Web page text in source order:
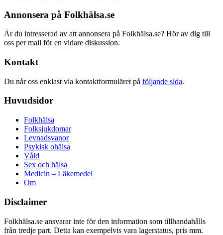
Annonsera på Folkhälsa.se
Är du intresserad av att annonsera på Folkhälsa.se? Hör av dig till
oss per mail för en vidare diskussion.
Kontakt
Du når oss enklast via kontaktformuläret på följande sida.
Huvudsidor
Folkhälsa
Folksjukdomar
Levnadsvanor
Psykisk ohälsa
Våld
Sex och hälsa
Medicin – Läkemedel
Om
Disclaimer
Folkhälsa.se ansvarar inte för den information som tillhandahålls
från tredje part. Detta kan exempelvis vara lagerstatus, pris mm.